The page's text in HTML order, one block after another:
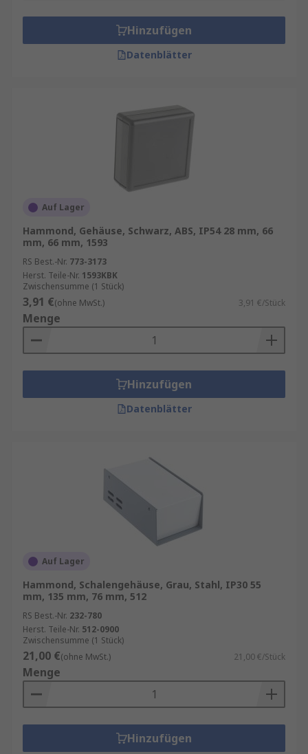
Hinzufügen
Datenblätter
Auf Lager
Hammond, Gehäuse, Schwarz, ABS, IP54 28 mm, 66
mm, 66 mm, 1593
RS Best.-Nr. 773-3173
Herst. Teile-Nr. 1593KBK
Zwischensumme (1 Stück)
3,91 €(ohne MwSt.) 3,91 €/Stück
Menge
Hinzufügen
Datenblätter
Auf Lager
Hammond, Schalengehäuse, Grau, Stahl, IP30 55
mm, 135 mm, 76 mm, 512
RS Best.-Nr. 232-780
Herst. Teile-Nr. 512-0900
Zwischensumme (1 Stück)
21,00 €(ohne MwSt.) 21,00 €/Stück
Menge
Hinzufügen